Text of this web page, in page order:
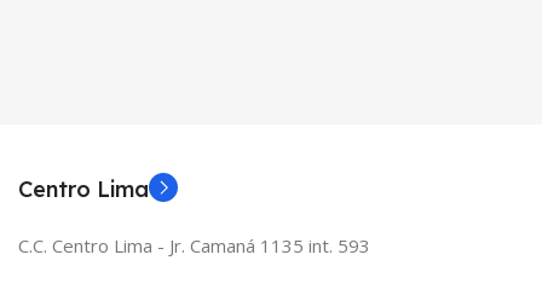
Centro Lima
C.C. Centro Lima - Jr. Camaná 1135 int. 593